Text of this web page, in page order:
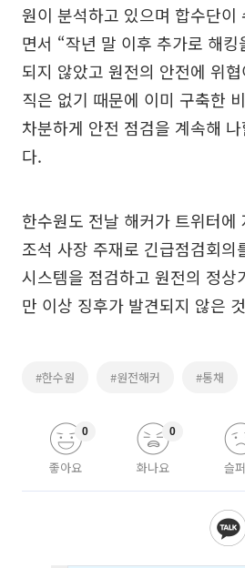
원이 분석하고 있으며 합수단이
면서 “작년 말 이후 추가로 해
되지 않았고 원전의 안전에 위
직은 없기 때문에 이미 구축한
차분하게 안전 점검을 계속해
다.
한수원도 전날 해커가 트위터에
조석 사장 주재로 긴급점검회의
시스템을 점검하고 원전의 정상
만 이상 징후가 발견되지 않은
#한수원 #원전해커 #통채
좋아요
0
화나요
0
슬